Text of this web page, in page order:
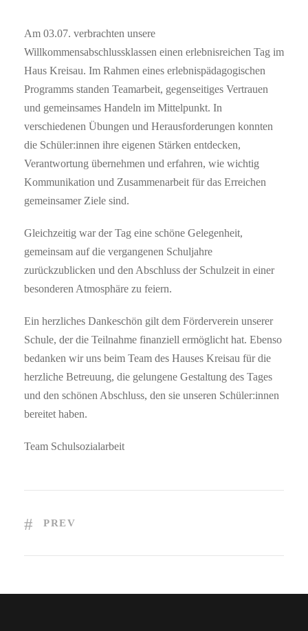
Am 03.07. verbrachten unsere
Willkommensabschlussklassen einen erlebnisreichen Tag im
Haus Kreisau. Im Rahmen eines erlebnispädagogischen
Programms standen Teamarbeit, gegenseitiges Vertrauen
und gemeinsames Handeln im Mittelpunkt. In
verschiedenen Übungen und Herausforderungen konnten
die Schüler:innen ihre eigenen Stärken entdecken,
Verantwortung übernehmen und erfahren, wie wichtig
Kommunikation und Zusammenarbeit für das Erreichen
gemeinsamer Ziele sind.
Gleichzeitig war der Tag eine schöne Gelegenheit,
gemeinsam auf die vergangenen Schuljahre
zurückzublicken und den Abschluss der Schulzeit in einer
besonderen Atmosphäre zu feiern.
Ein herzliches Dankeschön gilt dem Förderverein unserer
Schule, der die Teilnahme finanziell ermöglicht hat. Ebenso
bedanken wir uns beim Team des Hauses Kreisau für die
herzliche Betreuung, die gelungene Gestaltung des Tages
und den schönen Abschluss, den sie unseren Schüler:innen
bereitet haben.
Team Schulsozialarbeit
PREV